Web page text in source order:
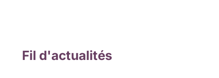
Fil d'actualités